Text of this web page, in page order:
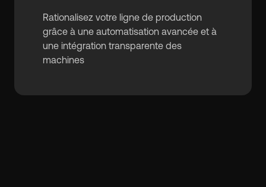
Rationalisez votre ligne de production
grâce à une automatisation avancée et à
une intégration transparente des
machines